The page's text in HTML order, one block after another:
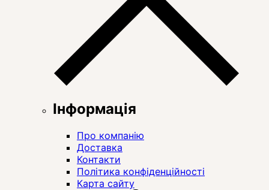
Інформація
Про компанію
Доставка
Контакти
Політика конфіденційності
Карта сайту